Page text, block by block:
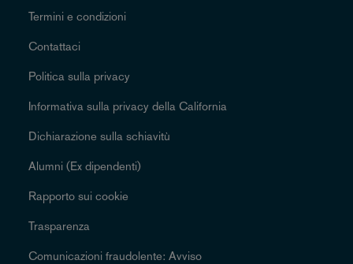
Termini e condizioni
Contattaci
Politica sulla privacy
Informativa sulla privacy della California
Dichiarazione sulla schiavitù
Alumni (Ex dipendenti)
Rapporto sui cookie
Trasparenza
Comunicazioni fraudolente: Avviso